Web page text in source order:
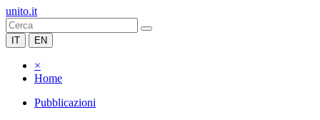
unito.it
IT EN
×
Home
Pubblicazioni